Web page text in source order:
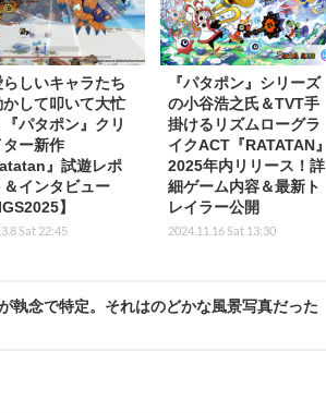
しいキャラたち
かして叩いて大忙
『パタポン』クリ
ター新作
』試遊レポ
＆インタビュー
】
Sat 22:45
『パタポン』シリーズ
の小谷浩之氏＆TVT手
掛けるリズムローグラ
イクACT『RATATAN』
2025年内リリース！詳
細ゲーム内容＆最新ト
レイラー公開
2024.11.16 Sat 13:30
執念で特定。それはのどかな風景写真だった